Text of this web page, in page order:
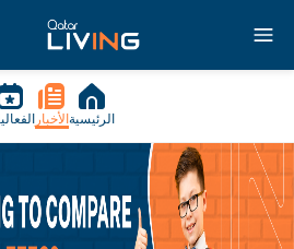
الرئيسية الأخبار